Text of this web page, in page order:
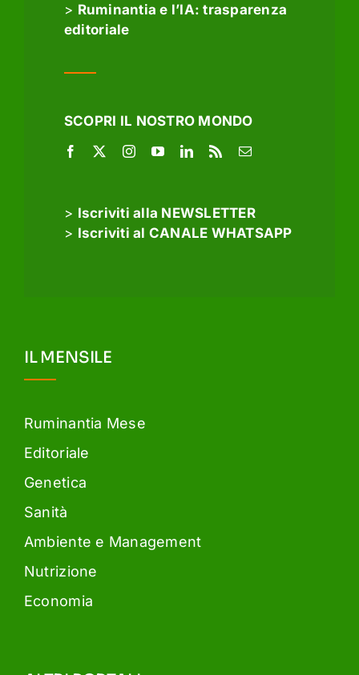
> Ruminantia e l’IA: trasparenza
editoriale
SCOPRI IL NOSTRO MONDO
> Iscriviti alla NEWSLETTER
> Iscriviti al CANALE WHATSAPP
IL MENSILE
Ruminantia Mese
Editoriale
Genetica
Sanità
Ambiente e Management
Nutrizione
Economia